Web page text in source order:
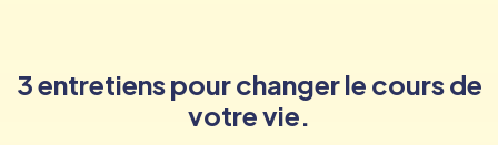
3 entretiens pour changer le cours de
votre vie.